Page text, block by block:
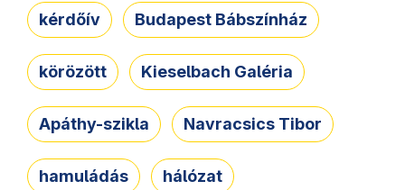
kérdőív Budapest Bábszínház
körözött Kieselbach Galéria
Apáthy-szikla Navracsics Tibor
hamuládás hálózat